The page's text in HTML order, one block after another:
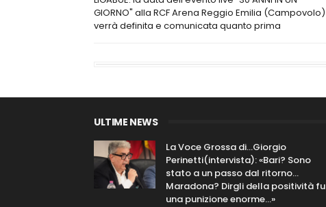
GIORNO" alla RCF Arena Reggio Emilia (Campovolo)
verrà definita e comunicata quanto prima
ULTIME NEWS
La Voce Grossa di…Giorgio
Perinetti(intervista): «Bari? Sono
stato a un passo dal ritorno...
Maradona? Dirgli della positività fu
una punizione enorme…»